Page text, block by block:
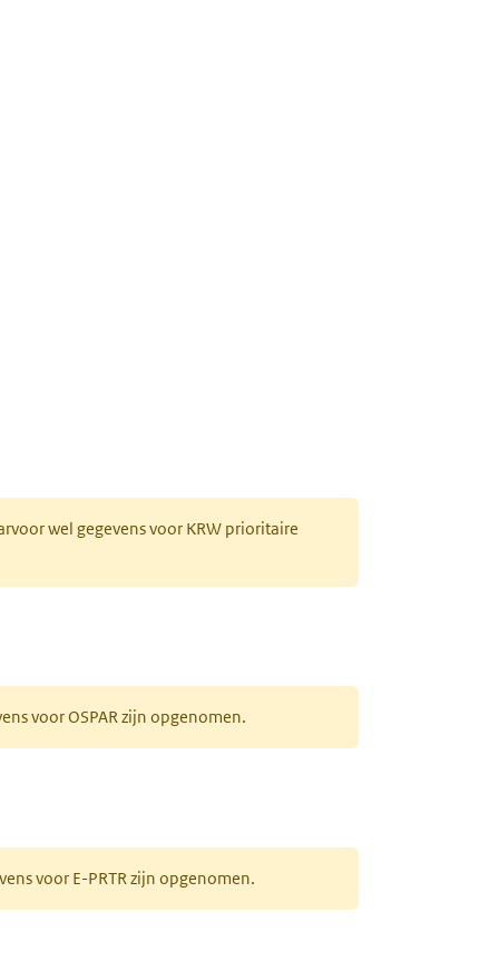
wel gegevens voor KRW prioritaire
voor OSPAR zijn opgenomen.
voor E-PRTR zijn opgenomen.